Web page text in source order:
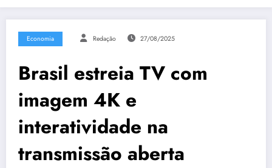
Economia Redação 27/08/2025
Brasil estreia TV com
imagem 4K e
interatividade na
transmissão aberta